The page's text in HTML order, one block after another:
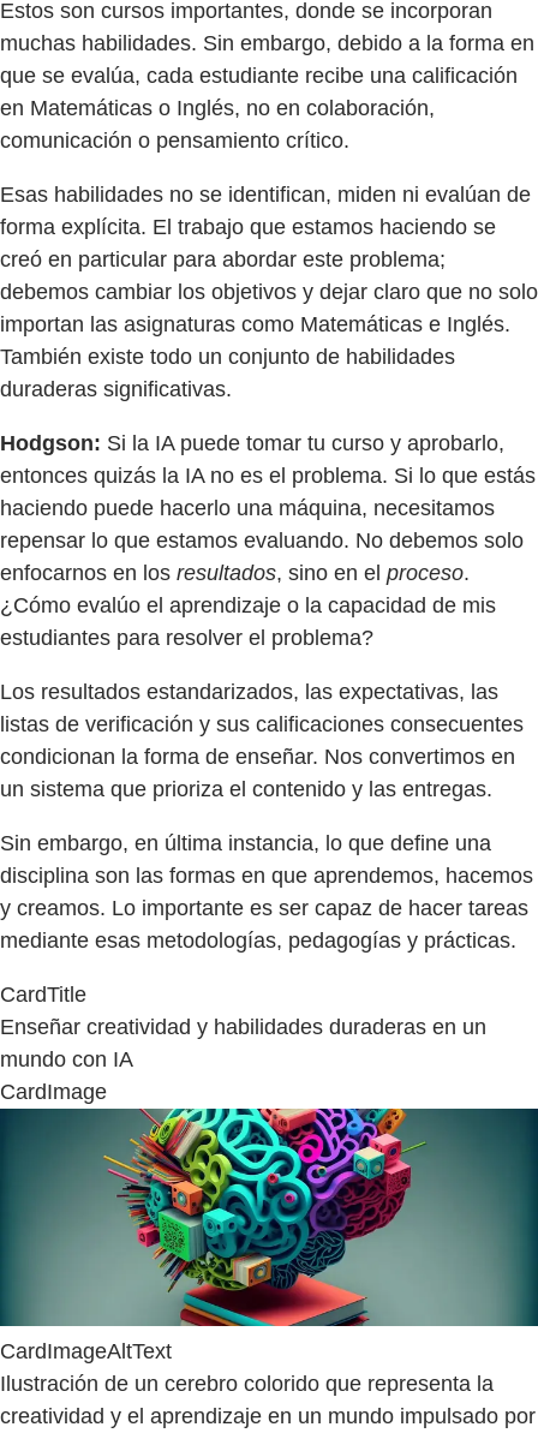
Estos son cursos importantes, donde se incorporan
muchas habilidades. Sin embargo, debido a la forma en
que se evalúa, cada estudiante recibe una calificación
en Matemáticas o Inglés, no en colaboración,
comunicación o pensamiento crítico.
Esas habilidades no se identifican, miden ni evalúan de
forma explícita. El trabajo que estamos haciendo se
creó en particular para abordar este problema;
debemos cambiar los objetivos y dejar claro que no solo
importan las asignaturas como Matemáticas e Inglés.
También existe todo un conjunto de habilidades
duraderas significativas.
Hodgson: Si la IA puede tomar tu curso y aprobarlo,
entonces quizás la IA no es el problema. Si lo que estás
haciendo puede hacerlo una máquina, necesitamos
repensar lo que estamos evaluando. No debemos solo
enfocarnos en los resultados, sino en el proceso.
¿Cómo evalúo el aprendizaje o la capacidad de mis
estudiantes para resolver el problema?
Los resultados estandarizados, las expectativas, las
listas de verificación y sus calificaciones consecuentes
condicionan la forma de enseñar. Nos convertimos en
un sistema que prioriza el contenido y las entregas.
Sin embargo, en última instancia, lo que define una
disciplina son las formas en que aprendemos, hacemos
y creamos. Lo importante es ser capaz de hacer tareas
mediante esas metodologías, pedagogías y prácticas.
CardTitle
Enseñar creatividad y habilidades duraderas en un
mundo con IA
CardImage
CardImageAltText
Ilustración de un cerebro colorido que representa la
creatividad y el aprendizaje en un mundo impulsado por